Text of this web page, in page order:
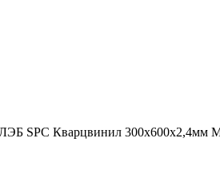
SPC Кварцвинил 300х600х2,4мм